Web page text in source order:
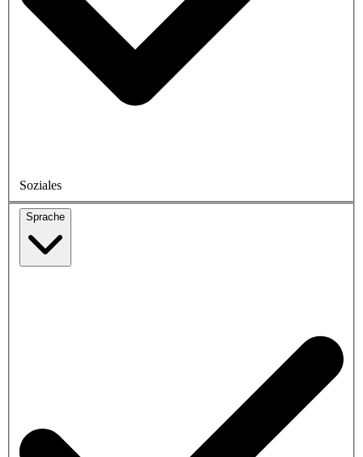
Soziales
Sprache